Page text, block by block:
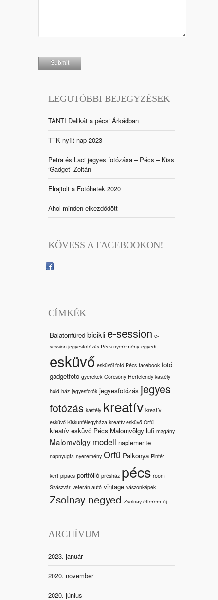
LEGUTÓBBI BEJEGYZÉSEK
TANTI Delikát a pécsi Árkádban
TTK nyílt nap 2023
Petra és Laci jegyes fotózása – Pécs – Kiss
‘Gadget’ Zoltán
Elrajtolt a Fotóhetek 2020
Ahol minden elkezdődött
KÖVESS A FACEBOOKON!
CÍMKÉK
Balatonfüred bicikli e-session e-
session jegyesfotózás Pécs nyeremény egyedi
esküvő esküvői fotó Pécs facebook fotó
gadgetfoto gyerekek Görcsöny Hertelendy kastély
hold ház jegyesfotók jegyesfotózás jegyes
fotózás kastély kreatív kreatív
esküvő Kiskunfélegyháza kreatív esküvő Orfű
kreatív esküvő Pécs Malomvölgy lufi magány
Malomvölgy modell naplemente
napnyugta nyeremény Orfű Palkonya Pintér-
kert pipacs portfólió présház pécs room
Szászvár veterán autó vintage vászonképek
Zsolnay negyed Zsolnay étterem új
ARCHÍVUM
2023. január
2020. november
2020. június